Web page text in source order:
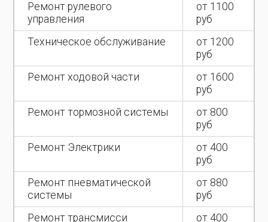
Ремонт рулевого
управления
от 1100
руб
Техническое обслуживание
от 1200
руб
Ремонт ходовой части
от 1600
руб
Ремонт тормозной системы
от 800
руб
Ремонт Электрики
от 400
руб
Ремонт пневматической
сиcтемы
от 880
руб
Ремонт трансмисси
от 400